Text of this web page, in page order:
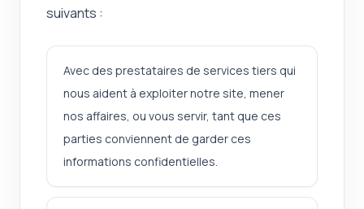
suivants :
Avec des prestataires de services tiers qui
nous aident à exploiter notre site, mener
nos affaires, ou vous servir, tant que ces
parties conviennent de garder ces
informations confidentielles.